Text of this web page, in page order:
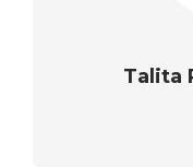
Talita